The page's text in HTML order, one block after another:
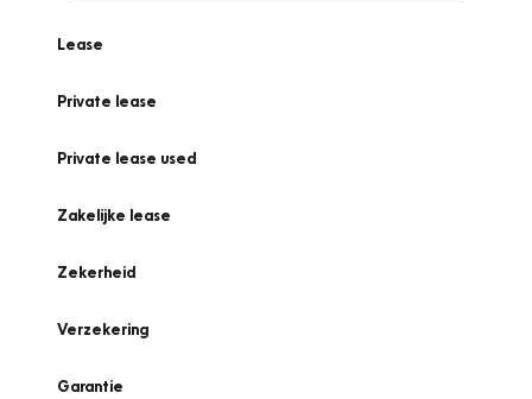
Lease
Private lease
Private lease used
Zakelijke lease
Zekerheid
Verzekering
Garantie